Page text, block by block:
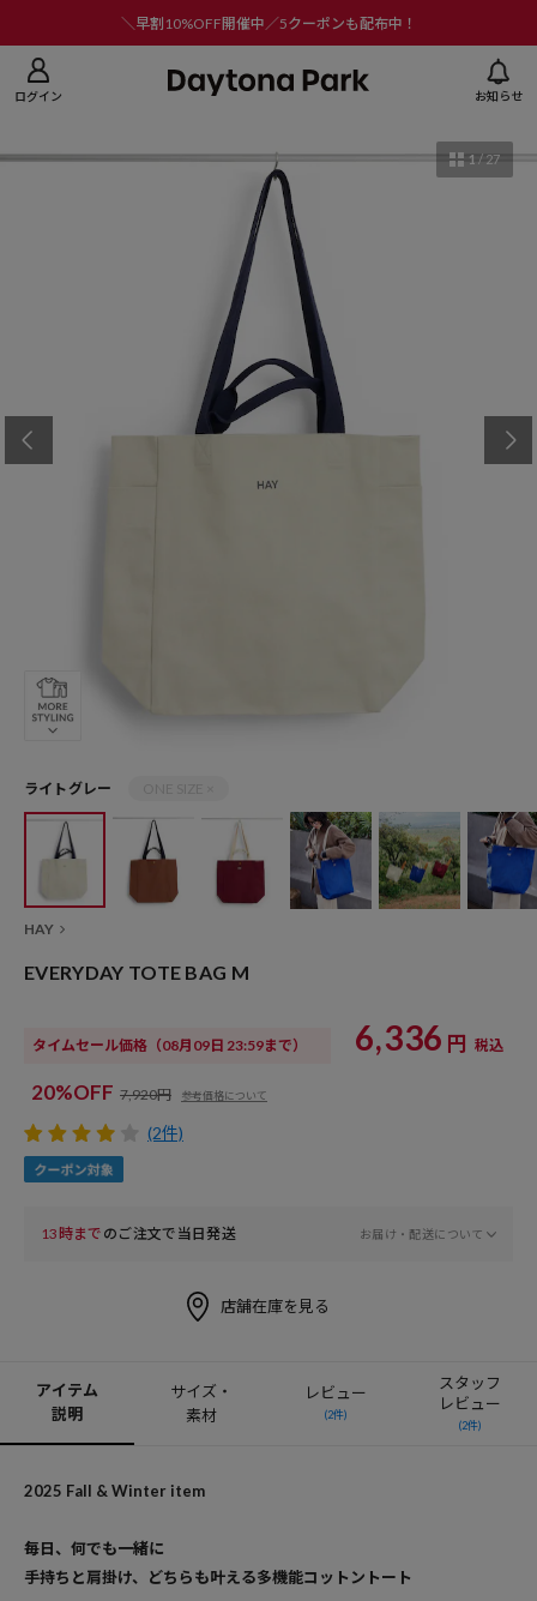
＼早割10%OFF開催中／5クーポンも配布中！
ログイン お知らせ
1 / 27
ライトグレー
HAY
EVERYDAY TOTE BAG M
タイムセール価格 （08月09日 23:59まで） 6,336 円 税込
20%OFF 7,920円 参考価格について
(2件)
13時まで のご注文で当日発送 お届け・配送について
店舗在庫を見る
アイテム
説明
サイズ・
素材
レビュー
(2件)
スタッフ
レビュー
(2件)
2025 Fall & Winter item
毎日、何でも一緒に
手持ちと肩掛け、どちらも叶える多機能コットントート